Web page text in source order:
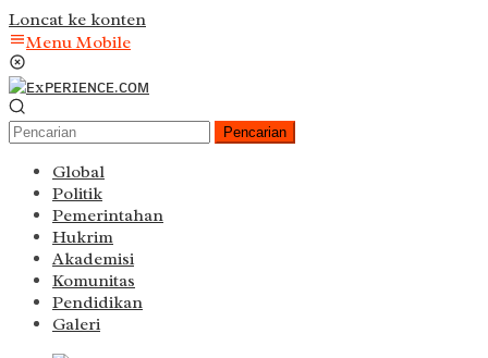
Loncat ke konten
Menu Mobile
Pencarian
Global
Politik
Pemerintahan
Hukrim
Akademisi
Komunitas
Pendidikan
Galeri